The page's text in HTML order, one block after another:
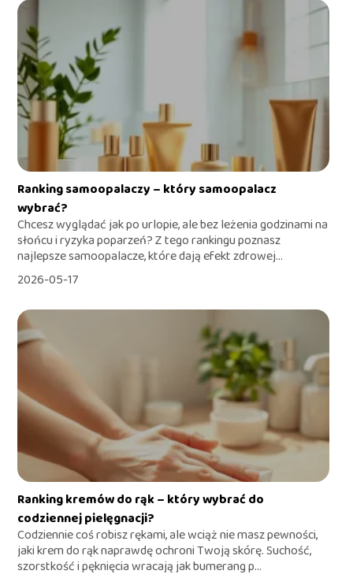
Ranking samoopalaczy – który samoopalacz
wybrać?
Chcesz wyglądać jak po urlopie, ale bez leżenia godzinami na
słońcu i ryzyka poparzeń? Z tego rankingu poznasz
najlepsze samoopalacze, które dają efekt zdrowej...
2026-05-17
Ranking kremów do rąk – który wybrać do
codziennej pielęgnacji?
Codziennie coś robisz rękami, ale wciąż nie masz pewności,
jaki krem do rąk naprawdę ochroni Twoją skórę. Suchość,
szorstkość i pęknięcia wracają jak bumerang p...